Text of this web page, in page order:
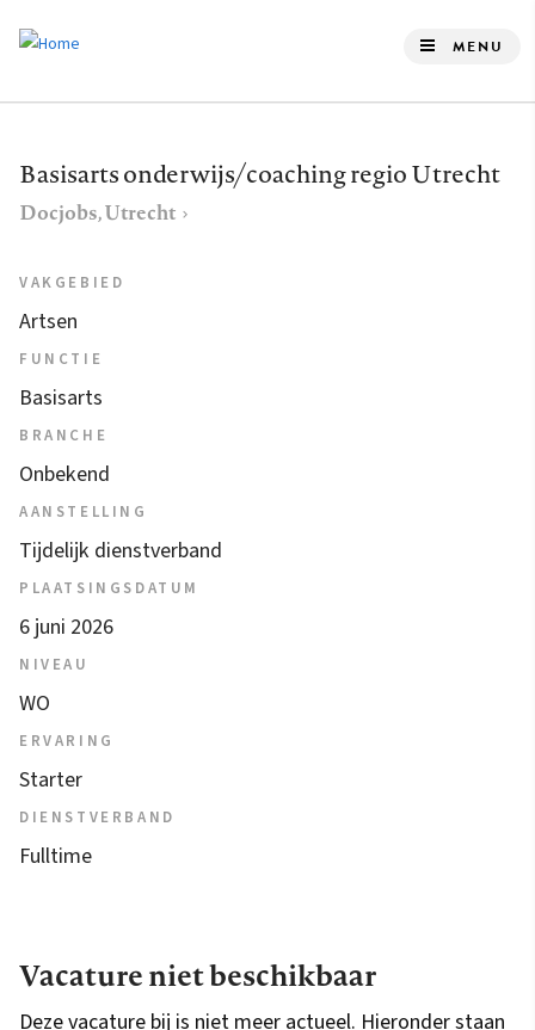
de
gaan
MENU
Basisarts onderwijs/coaching regio Utrecht
Docjobs, Utrecht
VAKGEBIED
Artsen
FUNCTIE
Basisarts
BRANCHE
Onbekend
AANSTELLING
Tijdelijk dienstverband
PLAATSINGSDATUM
6 juni 2026
NIVEAU
WO
ERVARING
Starter
DIENSTVERBAND
Fulltime
Vacature niet beschikbaar
Deze vacature bij is niet meer actueel. Hieronder staan